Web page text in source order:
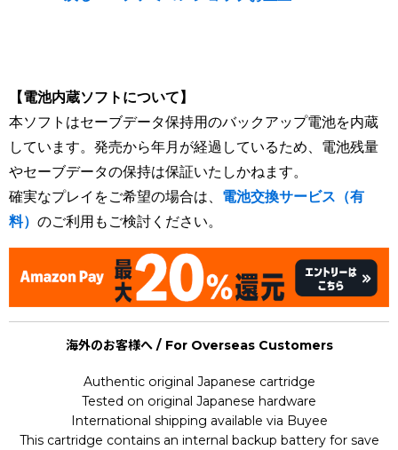
【電池内蔵ソフトについて】
本ソフトはセーブデータ保持用のバックアップ電池を内蔵
しています。発売から年月が経過しているため、電池残量
やセーブデータの保持は保証いたしかねます。
確実なプレイをご希望の場合は、 電池交換サービス（有
料） のご利用もご検討ください。
海外のお客様へ / For Overseas Customers
Authentic original Japanese cartridge
Tested on original Japanese hardware
International shipping available via Buyee
This cartridge contains an internal backup battery for save